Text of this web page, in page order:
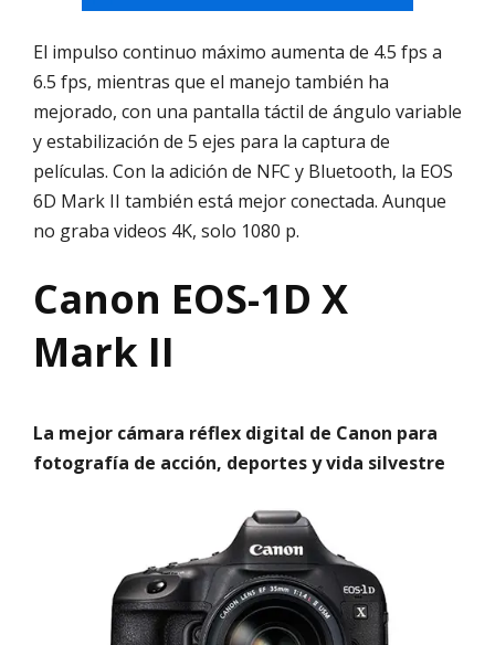
El impulso continuo máximo aumenta de 4.5 fps a
6.5 fps, mientras que el manejo también ha
mejorado, con una pantalla táctil de ángulo variable
y estabilización de 5 ejes para la captura de
películas. Con la adición de NFC y Bluetooth, la EOS
6D Mark II también está mejor conectada. Aunque
no graba videos 4K, solo 1080 p.
Canon EOS-1D X
Mark II
La mejor cámara réflex digital de Canon para
fotografía de acción, deportes y vida silvestre